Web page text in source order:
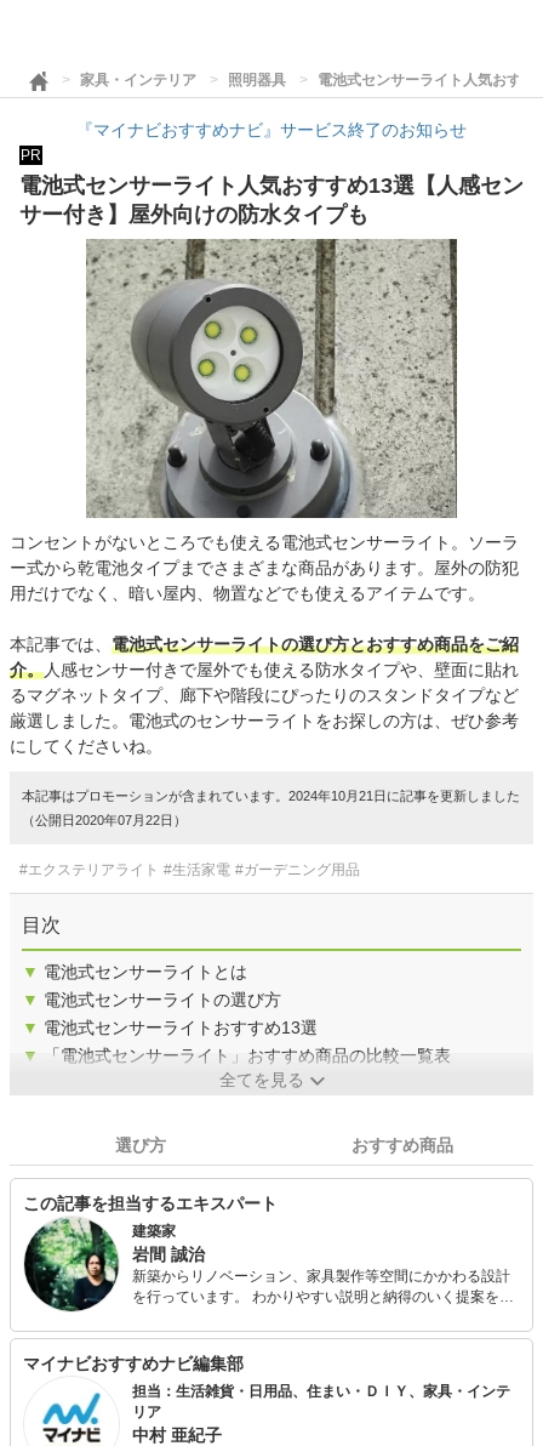
家具・インテリア 照明器具 電池式センサーライト人気おす
『マイナビおすすめナビ』サービス終了のお知らせ
PR
電池式センサーライト人気おすすめ13選【人感セン
サー付き】屋外向けの防水タイプも
コンセントがないところでも使える電池式センサーライト。ソーラ
ー式から乾電池タイプまでさまざまな商品があります。屋外の防犯
用だけでなく、暗い屋内、物置などでも使えるアイテムです。
本記事では、 電池式センサーライトの選び方とおすすめ商品をご紹
介。人感センサー付きで屋外でも使える防水タイプや、壁面に貼れ
るマグネットタイプ、廊下や階段にぴったりのスタンドタイプなど
厳選しました。電池式のセンサーライトをお探しの方は、ぜひ参考
にしてくださいね。
本記事はプロモーションが含まれています。2024年10月21日に記事を更新しました
（公開日2020年07月22日）
#エクステリアライト #生活家電 #ガーデニング用品
目次
▼ 電池式センサーライトとは
▼ 電池式センサーライトの選び方
▼ 電池式センサーライトおすすめ13選
▼
「電池式センサーライト」おすすめ商品の比較一覧表
全てを見る
選び方 おすすめ商品
この記事を担当するエキスパート
建築家
岩間 誠治
新築からリノベーション、家具製作等空間にかかわる設計
を行っています。 わかりやすい説明と納得のいく提案を心
ださい。
マイナビおすすめナビ編集部
担当：生活雑貨・日用品、住まい・ＤＩＹ、家具・インテ
リア
中村 亜紀子